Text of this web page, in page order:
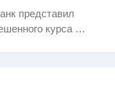
представил
курса …
i